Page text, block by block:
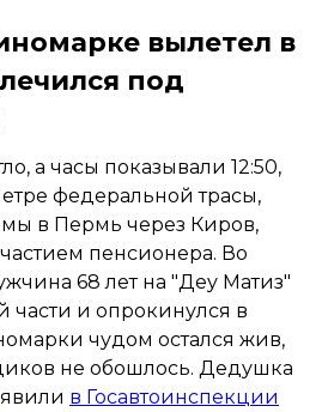
вылетел в
под
а часы показывали 12:50,
федеральной трасы,
в Пермь через Киров,
пенсионера. Во
68 лет на "Деу Матиз"
части и опрокинулся в
чудом остался жив,
не обошлось. Дедушка
в Госавтоинспекции